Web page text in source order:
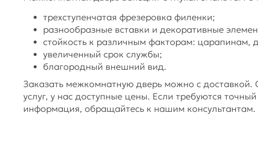
трехступенчатая фрезеровка филенки;
разнообразные вставки и декоративные
стойкость к различным факторам: царапинам,
увеличенный срок службы;
благородный внешний вид.
Заказать межкомнатную дверь можно с доставкой.
услуг, у нас доступные цены. Если требуются
информация, обращайтесь к нашим консультантам.